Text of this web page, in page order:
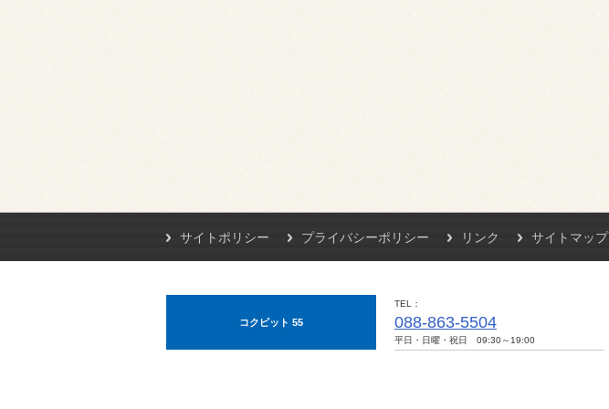
サイトポリシー プライバシーポリシー リンク サイトマップ
コクピット 55
TEL
088-863-5504
平日・日曜・祝日 09:30～19:00